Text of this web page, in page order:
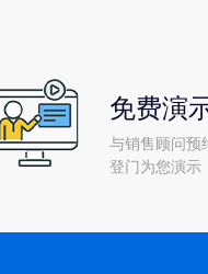
免费演
与销售顾问预
登门为您演示